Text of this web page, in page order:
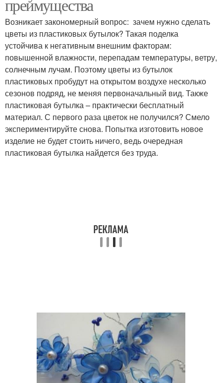
преимущества
Возникает закономерный вопрос: зачем нужно сделать
цветы из пластиковых бутылок? Такая поделка
устойчива к негативным внешним факторам:
повышенной влажности, перепадам температуры, ветру,
солнечным лучам. Поэтому цветы из бутылок
пластиковых пробудут на открытом воздухе несколько
сезонов подряд, не меняя первоначальный вид. Также
пластиковая бутылка – практически бесплатный
материал. С первого раза цветок не получился? Смело
экспериментируйте снова. Попытка изготовить новое
изделие не будет стоить ничего, ведь очередная
пластиковая бутылка найдется без труда.